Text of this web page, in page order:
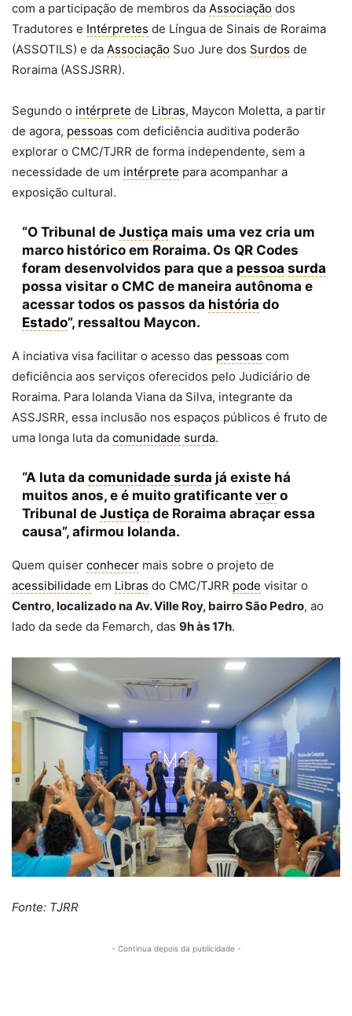
com a participação de membros da Associação dos
Tradutores e Intérpretes de Língua de Sinais de Roraima
(ASSOTILS) e da Associação Suo Jure dos Surdos de
Roraima (ASSJSRR).
Segundo o intérprete de Libras, Maycon Moletta, a partir
de agora, pessoas com deficiência auditiva poderão
explorar o CMC/TJRR de forma independente, sem a
necessidade de um intérprete para acompanhar a
exposição cultural.
“O Tribunal de Justiça mais uma vez cria um
marco histórico em Roraima. Os QR Codes
foram desenvolvidos para que a pessoa surda
possa visitar o CMC de maneira autônoma e
acessar todos os passos da história do
Estado”, ressaltou Maycon.
A inciativa visa facilitar o acesso das pessoas com
deficiência aos serviços oferecidos pelo Judiciário de
Roraima. Para Iolanda Viana da Silva, integrante da
ASSJSRR, essa inclusão nos espaços públicos é fruto de
uma longa luta da comunidade surda.
“A luta da comunidade surda já existe há
muitos anos, e é muito gratificante vero
Tribunal de Justiça de Roraima abraçar essa
causa”, afirmou Iolanda.
Quem quiser conhecer mais sobre o projeto de
acessibilidade em Libras do CMC/TJRR pode visitar o
Centro, localizado na Av. Ville Roy, bairro São Pedro, ao
lado da sede da Femarch, das 9h às 17h.
Fonte: TJRR
- Continua depois da publicidade -